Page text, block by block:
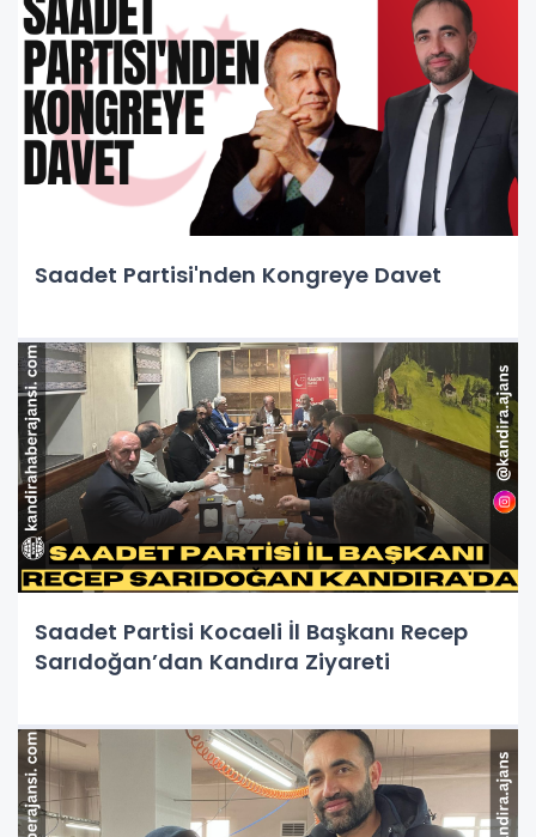
Saadet Partisi'nden Kongreye Davet
Saadet Partisi Kocaeli İl Başkanı Recep
Sarıdoğan’dan Kandıra Ziyareti